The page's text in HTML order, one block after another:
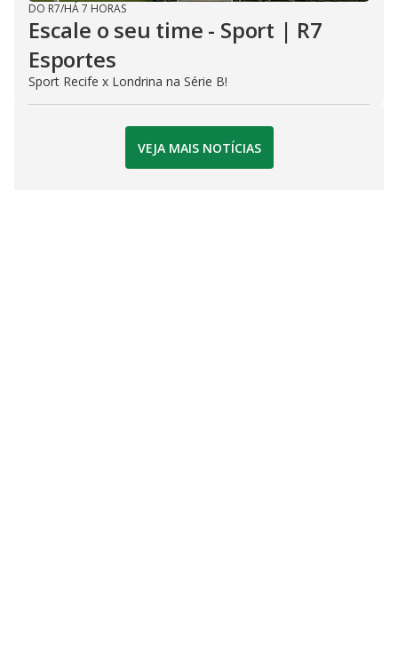
DO R7/HÁ 7 HORAS
Escale o seu time - Sport | R7
Esportes
Sport Recife x Londrina na Série B!
VEJA MAIS NOTÍCIAS